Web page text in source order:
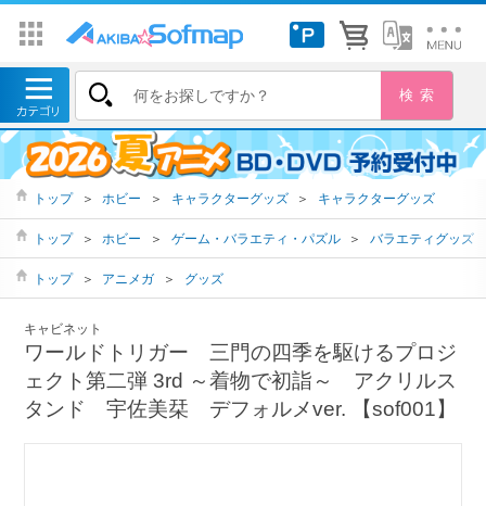
トップ ＞ ホビー ＞ キャラクターグッズ ＞ キャラクターグッズ
トップ ＞ ホビー ＞ ゲーム・バラエティ・パズル ＞ バラエティグッズ
トップ ＞ アニメガ ＞ グッズ
キャビネット
ワールドトリガー 三門の四季を駆けるプロジ
ェクト第二弾 3rd ～着物で初詣～ アクリルス
タンド 宇佐美栞 デフォルメver. 【sof001】